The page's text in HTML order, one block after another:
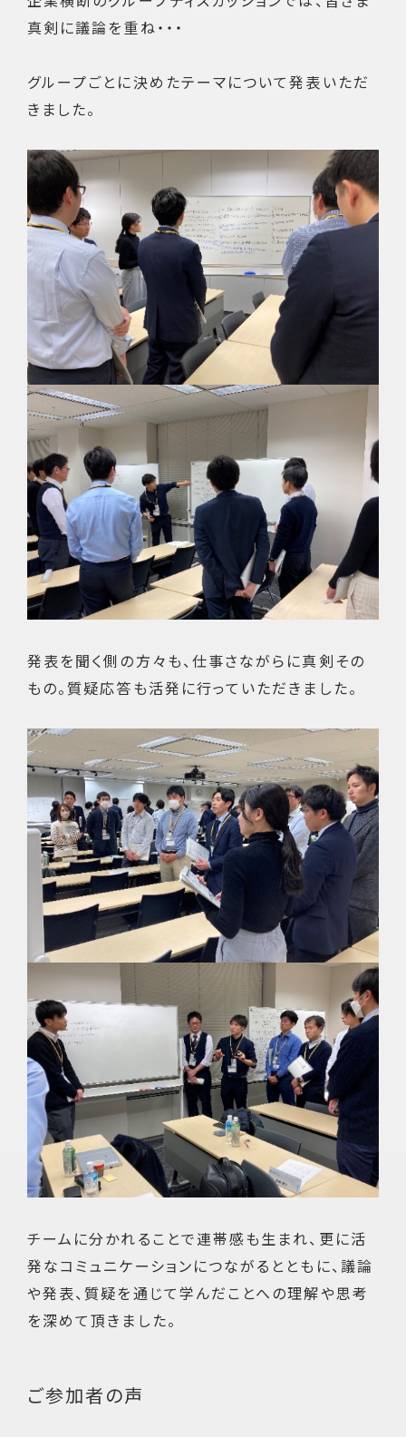
真剣に議論を重ね・・・
グループごとに決めたテーマについて発表いただ
きました。
発表を聞く側の方々も、仕事さながらに真剣その
もの。質疑応答も活発に行っていただきました。
チームに分かれることで連帯感も生まれ、更に活
発なコミュニケーションにつながるとともに、議論
や発表、質疑を通じて学んだことへの理解や思考
を深めて頂きました。
ご参加者の声